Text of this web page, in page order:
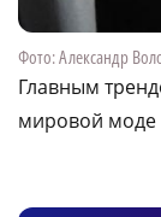
Фото: Александр
Главным
мировой моде